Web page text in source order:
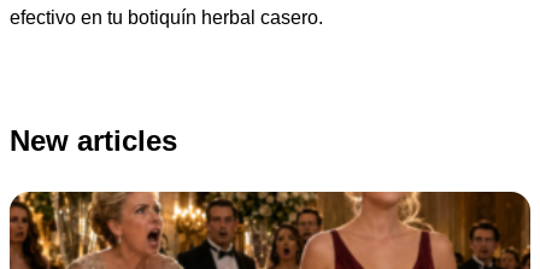
efectivo en tu botiquín herbal casero.
New articles